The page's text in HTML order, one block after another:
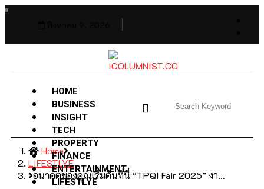
HOME
BUSINESS
INSIGHT
TECH
PROPERTY
FINANCE
ENTERTAINMENT
LIFESTLYE
Home
LIFESTLYE
อนาคตของคุณเริ่มต้นที่นี่ “TPQI Fair 2025” งา…